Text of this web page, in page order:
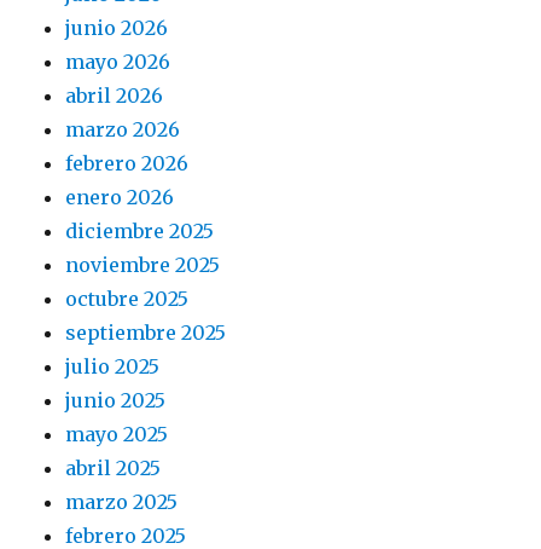
junio 2026
mayo 2026
abril 2026
marzo 2026
febrero 2026
enero 2026
diciembre 2025
noviembre 2025
octubre 2025
septiembre 2025
julio 2025
junio 2025
mayo 2025
abril 2025
marzo 2025
febrero 2025